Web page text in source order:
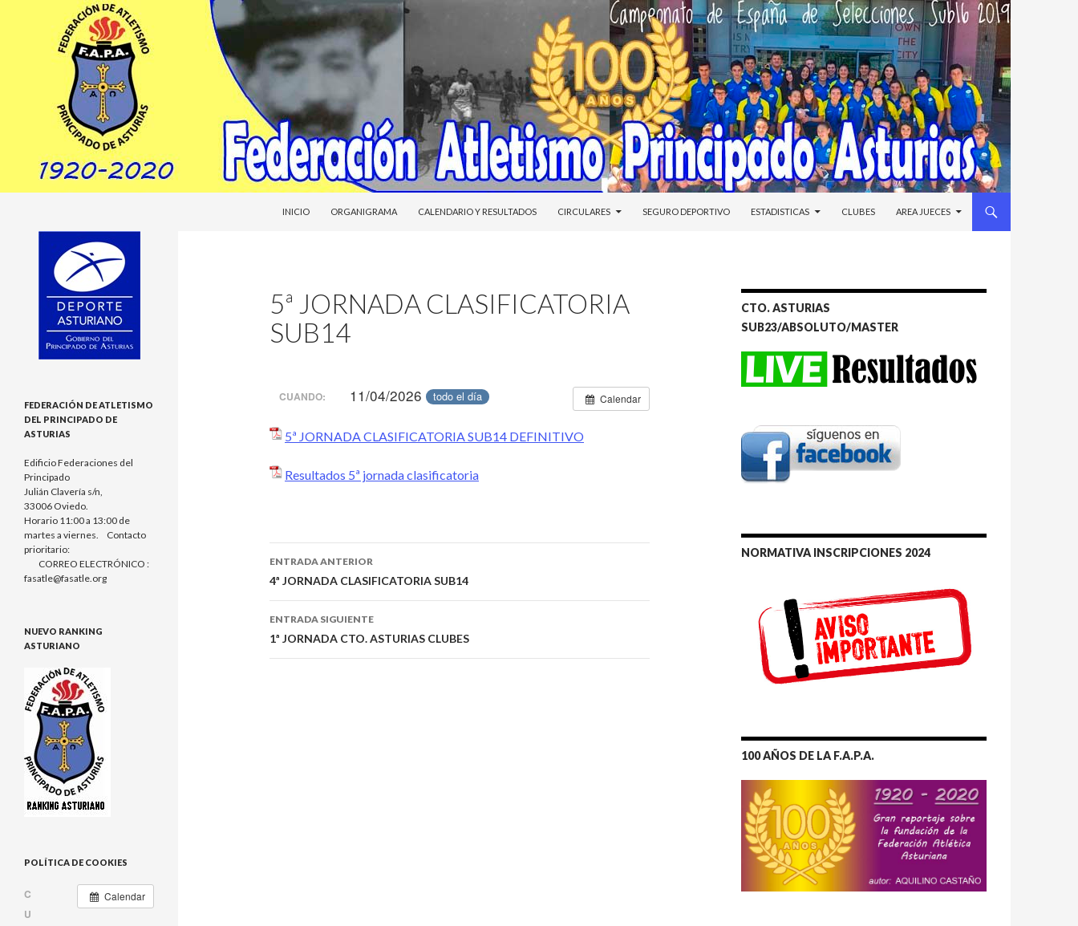
INICIO
ORGANIGRAMA CALENDARIO Y RESULTADOS CIRCULARES SEGURO DEPORTIVO ESTADISTICAS CLUBES AREA JUECES
5ª JORNADA CLASIFICATORIA
SUB14
Calendar
CUANDO: 11/04/2026 todo el día
5ª JORNADA CLASIFICATORIA SUB14 DEFINITIVO
Resultados 5ª jornada clasificatoria
Navegación
de
entradas
ENTRADA ANTERIOR
4ª JORNADA CLASIFICATORIA SUB14
ENTRADA SIGUIENTE
1ª JORNADA CTO. ASTURIAS CLUBES
CTO. ASTURIAS
SUB23/ABSOLUTO/MASTER
NORMATIVA INSCRIPCIONES 2024
100 AÑOS DE LA F.A.P.A.
FEDERACIÓN DE ATLETISMO
DEL PRINCIPADO DE
ASTURIAS
Edificio Federaciones del
Principado
Julián Clavería s/n,
33006 Oviedo.
Horario 11:00 a 13:00 de
martes a viernes. Contacto
prioritario:
CORREO ELECTRÓNICO :
fasatle@fasatle.org
NUEVO RANKING
ASTURIANO
POLÍTICA DE COOKIES
Calendar
C
U